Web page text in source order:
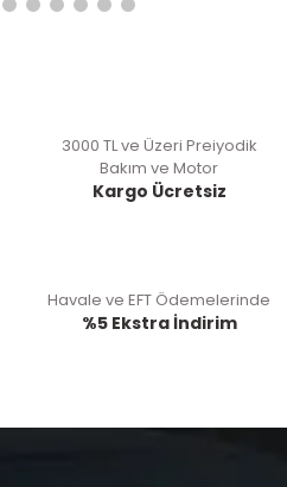
3000 TL ve Üzeri Preiyodik
Bakım ve Motor
Kargo Ücretsiz
Havale ve EFT Ödemelerinde
%5 Ekstra İndirim